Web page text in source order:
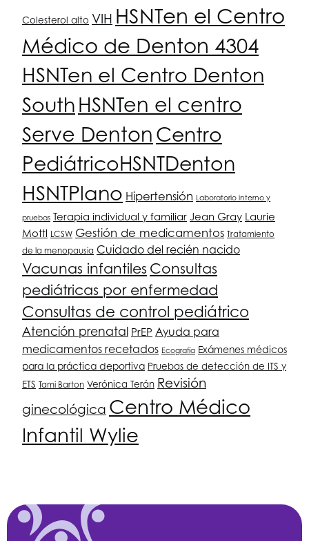
Colesterol alto VIH HSNTen el Centro
Médico de Denton 4304
HSNTen el Centro Denton
South HSNTen el centro
Serve Denton Centro
PediátricoHSNTDenton
HSNTPlano Hipertensión Laboratorio interno y
pruebas Terapia individual y familiar Jean Gray Laurie
Mottl LCSW Gestión de medicamentos Tratamiento
de la menopausia Cuidado del recién nacido
Vacunas infantiles Consultas
pediátricas por enfermedad
Consultas de control pediátrico
Atención prenatal PrEP Ayuda para
medicamentos recetados Ecografía Exámenes médicos
para la práctica deportiva Pruebas de detección de ITS y
ETS Tami Barton Verónica Terán Revisión
ginecológica Centro Médico
Infantil Wylie